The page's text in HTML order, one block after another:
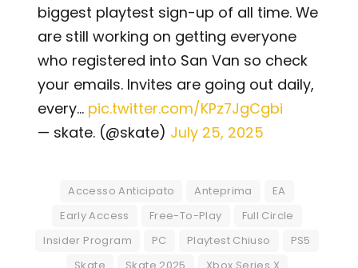
biggest playtest sign-up of all time. We
are still working on getting everyone
who registered into San Van so check
your emails. Invites are going out daily,
every… pic.twitter.com/KPz7JgCgbi
— skate. (@skate) July 25, 2025
Accesso Anticipato Anteprima
EA
Early Access
Free-To-Play
Full Circle
Insider Program
PC Playtest Chiuso
PS5